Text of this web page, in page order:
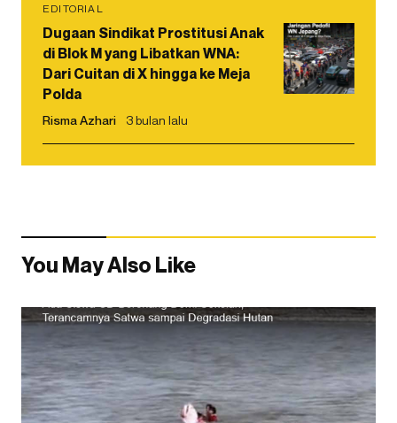
EDITORIAL
Dugaan Sindikat Prostitusi Anak
di Blok M yang Libatkan WNA:
Dari Cuitan di X hingga ke Meja
Polda
Risma Azhari 3 bulan lalu
You May Also Like